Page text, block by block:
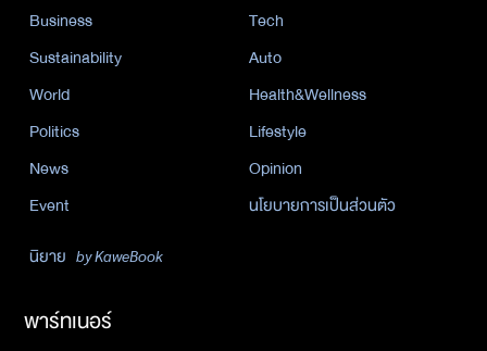
Business
Tech
Sustainability
Auto
World
Health&Wellness
Politics
Lifestyle
News
Opinion
Event
นโยบายการเป็นส่วนตัว
นิยาย by KaweBook
พาร์ทเนอร์